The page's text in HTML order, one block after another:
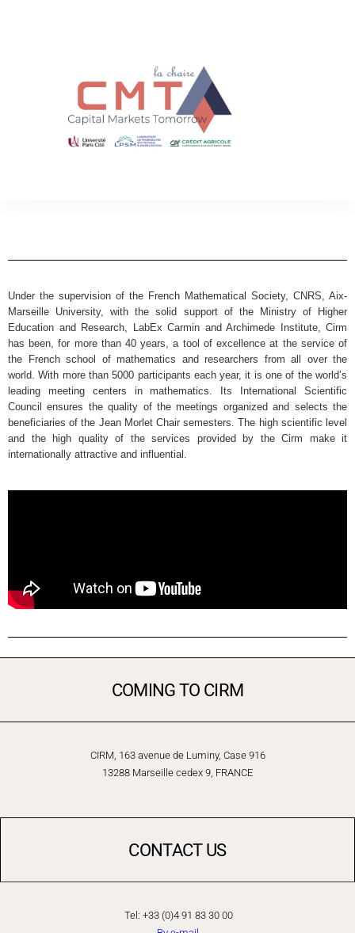
Under the supervision of the French Mathematical Society, CNRS, Aix-
Marseille University, with the solid support of the Ministry of Higher
Education and Research, LabEx Carmin and Archimede Institute, Cirm
has been, for more than 40 years, a tool of excellence at the service of
the French school of mathematics and researchers from all over the
world. With more than 5000 participants each year, it is one of the world’s
leading meeting centers in mathematics. Its International Scientific
Council ensures the quality of the meetings organized and selects the
beneficiaries of the Jean Morlet Chair semesters. The high scientific level
and the high quality of the services provided by the Cirm make it
internationally attractive and influential.
COMING TO CIRM
CIRM, 163 avenue de Luminy, Case 916
13288 Marseille cedex 9, FRANCE
CONTACT US
Tel: +33 (0)4 91 83 30 00